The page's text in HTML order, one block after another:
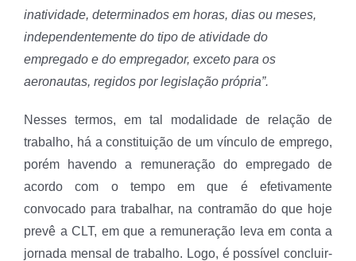
inatividade, determinados em horas, dias ou meses,
independentemente do tipo de atividade do
empregado e do empregador, exceto para os
aeronautas, regidos por legislação própria”.
Nesses termos, em tal modalidade de relação de
trabalho, há a constituição de um vínculo de emprego,
porém havendo a remuneração do empregado de
acordo com o tempo em que é efetivamente
convocado para trabalhar, na contramão do que hoje
prevê a CLT, em que a remuneração leva em conta a
jornada mensal de trabalho. Logo, é possível concluir-